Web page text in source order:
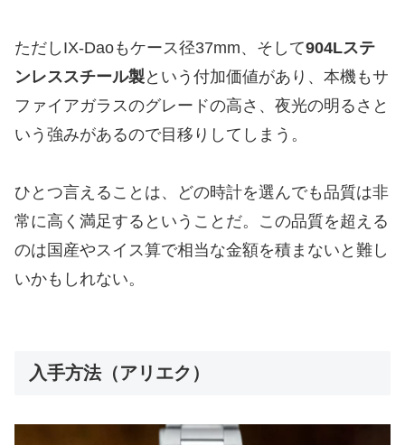
ただしIX-Daoもケース径37mm、そして904Lステ
ンレススチール製という付加価値があり、本機もサ
ファイアガラスのグレードの高さ、夜光の明るさと
いう強みがあるので目移りしてしまう。
ひとつ言えることは、どの時計を選んでも品質は非
常に高く満足するということだ。この品質を超える
のは国産やスイス算で相当な金額を積まないと難し
いかもしれない。
入手方法（アリエク）